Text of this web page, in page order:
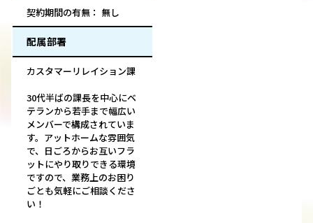
契約期間の有無： 無し
配属部署
カスタマーリレイション課
30代半ばの課長を中心にベ
テランから若手まで幅広い
メンバーで構成されていま
す。アットホームな雰囲気
で、日ごろからお互いフラ
ットにやり取りできる環境
ですので、業務上のお困り
ごとも気軽にご相談くださ
い！